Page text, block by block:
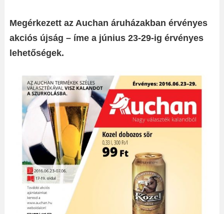
Megérkezett az Auchan áruházakban érvényes
akciós újság – íme a június 23-29-ig érvényes
lehetőségek.